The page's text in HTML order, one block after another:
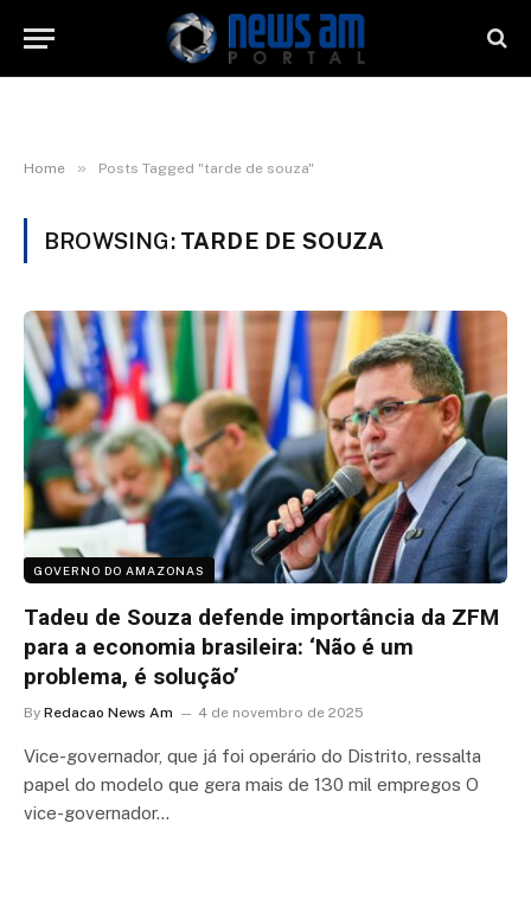
Home » Posts Tagged "tarde de souza"
BROWSING: TARDE DE SOUZA
GOVERNO DO AMAZONAS
Tadeu de Souza defende importância da ZFM
para a economia brasileira: ‘Não é um
problema, é solução’
By Redacao News Am 4 de novembro de 2025
Vice-governador, que já foi operário do Distrito, ressalta
papel do modelo que gera mais de 130 mil empregos O
vice-governador…